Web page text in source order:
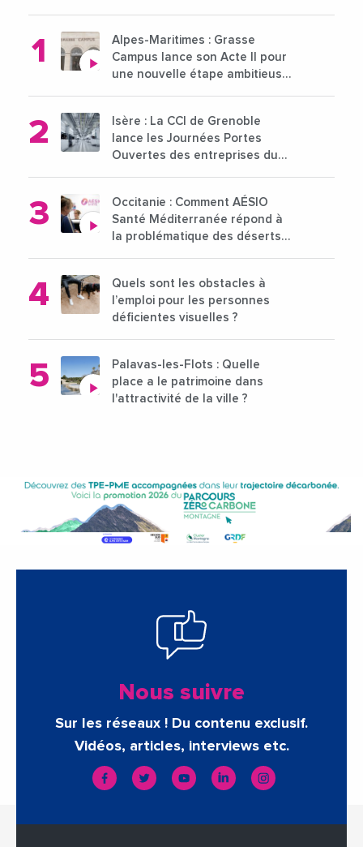
Alpes-Maritimes : Grasse
Campus lance son Acte II pour
une nouvelle étape ambitieuse
Isère : La CCI de Grenoble
lance les Journées Portes
Ouvertes des entreprises du
Occitanie : Comment AÉSIO
Santé Méditerranée répond à
la problématique des déserts
Quels sont les obstacles à
l’emploi pour les personnes
déficientes visuelles ?
Palavas-les-Flots : Quelle
place a le patrimoine dans
l'attractivité de la ville ?
Nous suivre
Sur les réseaux ! Du contenu exclusif.
Vidéos, articles, interviews etc.